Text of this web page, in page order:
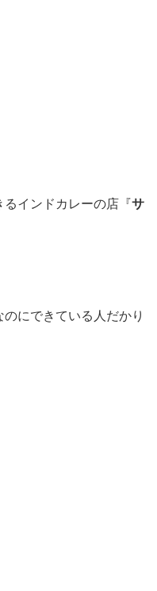
インドカレーの店『サ
にできている人だかり